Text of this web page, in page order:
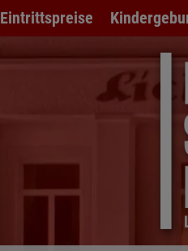
Eintrittspreise